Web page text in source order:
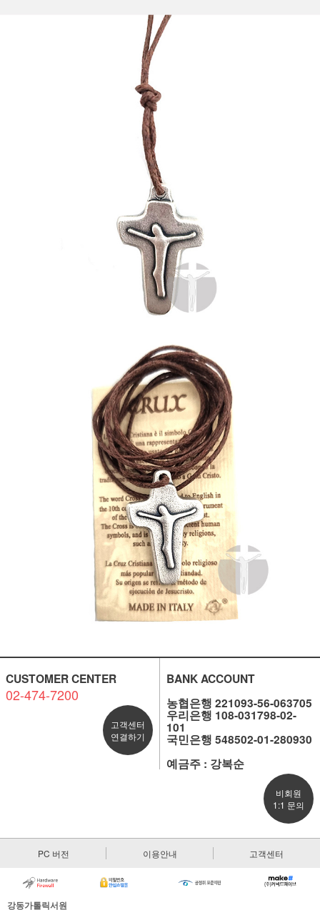
CUSTOMER CENTER
02-474-7200
고객센터
연결하기
BANK ACCOUNT
농협은행 221093-56-063705
우리은행 108-031798-02-
101
국민은행 548502-01-280930
예금주 : 강복순
비회원
1:1 문의
PC 버전 이용안내 고객센터
강동가톨릭서원